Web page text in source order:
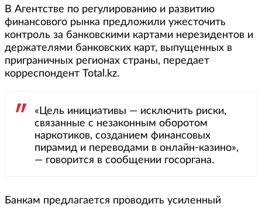
В Агентстве по регулированию и развитию
финансового рынка предложили ужесточить
контроль за банковскими картами нерезидентов и
держателями банковских карт, выпущенных в
приграничных регионах страны, передает
корреспондент Total.kz.
«Цель инициативы — исключить риски,
связанные с незаконным оборотом
наркотиков, созданием финансовых
пирамид и переводами в онлайн-казино»,
— говорится в сообщении госоргана.
Банкам предлагается проводить усиленный